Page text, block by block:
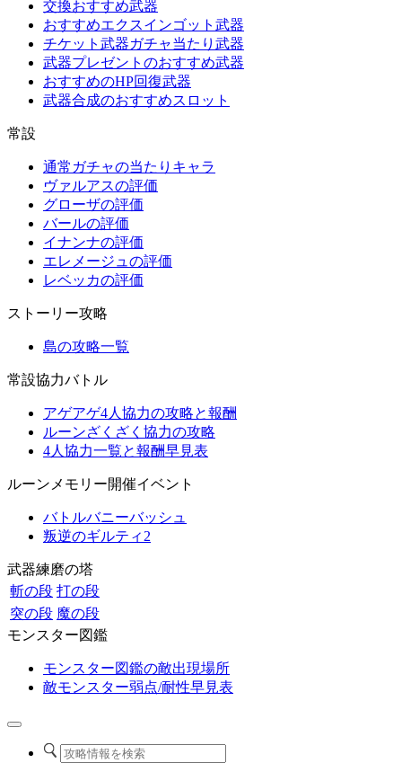
交換おすすめ武器
おすすめエクスインゴット武器
チケット武器ガチャ当たり武器
武器プレゼントのおすすめ武器
おすすめのHP回復武器
武器合成のおすすめスロット
常設
通常ガチャの当たりキャラ
ヴァルアスの評価
グローザの評価
バールの評価
イナンナの評価
エレメージュの評価
レベッカの評価
ストーリー攻略
島の攻略一覧
常設協力バトル
アゲアゲ4人協力の攻略と報酬
ルーンざくざく協力の攻略
4人協力一覧と報酬早見表
ルーンメモリー開催イベント
バトルバニーバッシュ
叛逆のギルティ2
武器練磨の塔
斬の段 打の段
突の段 魔の段
モンスター図鑑
モンスター図鑑の敵出現場所
敵モンスター弱点/耐性早見表